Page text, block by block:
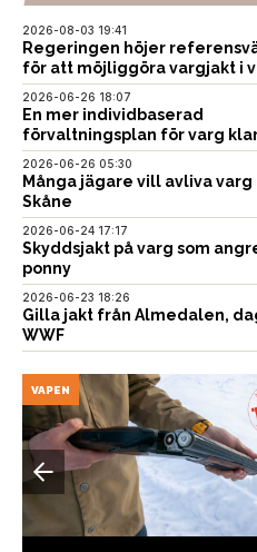
2026-08-03 19:41
Regeringen höjer
för att möjliggöra vargjakt i
2026-06-26 18:07
En mer individbaserad
förvaltningsplan för varg
2026-06-26 05:30
Många jägare vill avliva varg
Skåne
2026-06-24 17:17
Skyddsjakt på varg som
ponny
2026-06-23 18:26
Gilla jakt från Almedalen,
WWF
VAPEN